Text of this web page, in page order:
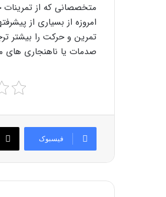
متخصصانی که از تمرینات
امروزه از بسیاری از
تمرین و حرکت را بیشتر
صدمات یا ناهنجاری های
فیسبوک